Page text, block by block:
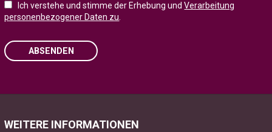
Ich verstehe und stimme der Erhebung undVerarbeitung
personenbezogener Daten zu
ABSENDEN
WEITERE INFORMATIONEN